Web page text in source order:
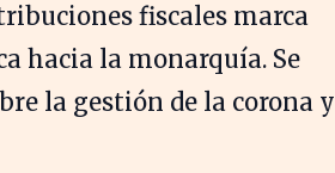
fiscales marca
hacia la monarquía. Se
la gestión de la corona y